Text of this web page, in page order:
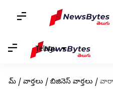
Telugu
హోమ్ / వార్తలు / బిజినెస్ వార్తలు / వారానికి